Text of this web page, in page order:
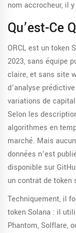
nom accrocheur, il
Qu’est-Ce
ORCL est un token
2023, sans équipe
claire, et sans site
d’analyse
variations de
Selon les
algorithmes en
marché. Mais
données n’est
disponible sur
un contrat de token
Techniquement, il
token Solana : il
Phantom, Solflare,